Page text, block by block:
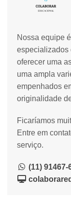
Nossa equipe
especializados
oferecer uma
uma ampla
empenhados
originalidade
Ficaríamos
Entre em
serviço.
(11) 91467-